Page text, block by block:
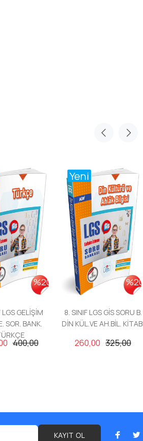
%20
LGS GELİŞİM
SOR. BANK.
400,00
Yeni
8. SINIF LGS GİS SORU B.
DİN KÜL.VE AH.BİL.
260,00 325,00
KAYIT OL